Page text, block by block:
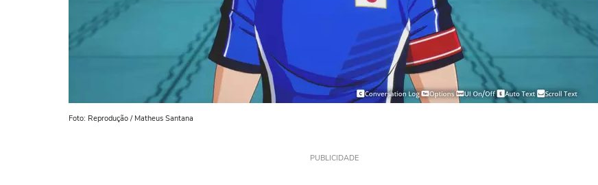
Foto: Reprodução / Matheus Santana
PUBLICIDADE